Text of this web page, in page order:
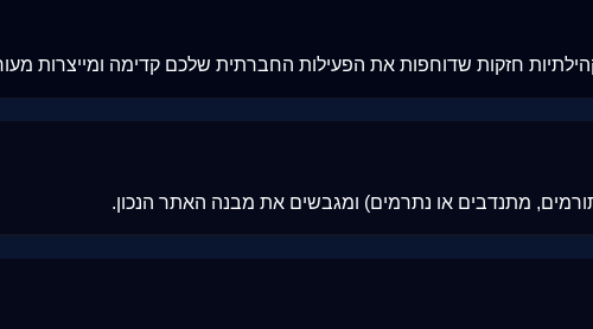
חזקות שדוחפות את הפעילות החברתית שלכם קדימה ומייצרות
מתנדבים או נתרמים) ומגבשים את מבנה האתר הנכון.